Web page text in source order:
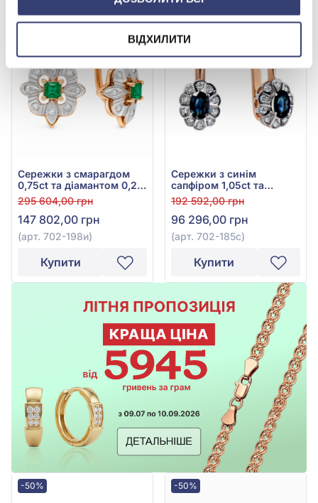
ВІДХИЛИТИ
Сережки з смарагдом
0,75ct та діамантом 0,2ct
із червоно-білого золота
585°, арт. 702-198и
295 604,00 грн
147 802,00 грн
(арт. 702-198и)
Купити
Сережки з синім
сапфіром 1,05ct та
діамантом 0,31ct із
червоно-білого золота
585°, арт. 702-185с
192 592,00 грн
96 296,00 грн
(арт. 702-185с)
Купити
-50% -50%